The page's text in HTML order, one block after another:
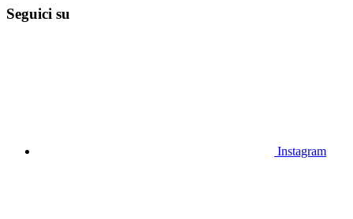
Seguici su
Instagram